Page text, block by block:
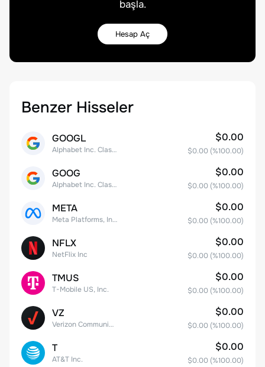
başla.
Hesap Aç
Benzer Hisseler
GOOGL
Alphabet Inc. Class A Common Stock
$0.00
$0.00 (%100.00)
GOOG
Alphabet Inc. Class C Capital Stock
$0.00
$0.00 (%100.00)
META
Meta Platforms, Inc. Class A Common Stock
$0.00
$0.00 (%100.00)
NFLX
NetFlix Inc
$0.00
$0.00 (%100.00)
TMUS
T-Mobile US, Inc.
$0.00
$0.00 (%100.00)
VZ
Verizon Communications
$0.00
$0.00 (%100.00)
T
AT&T Inc.
$0.00
$0.00 (%100.00)